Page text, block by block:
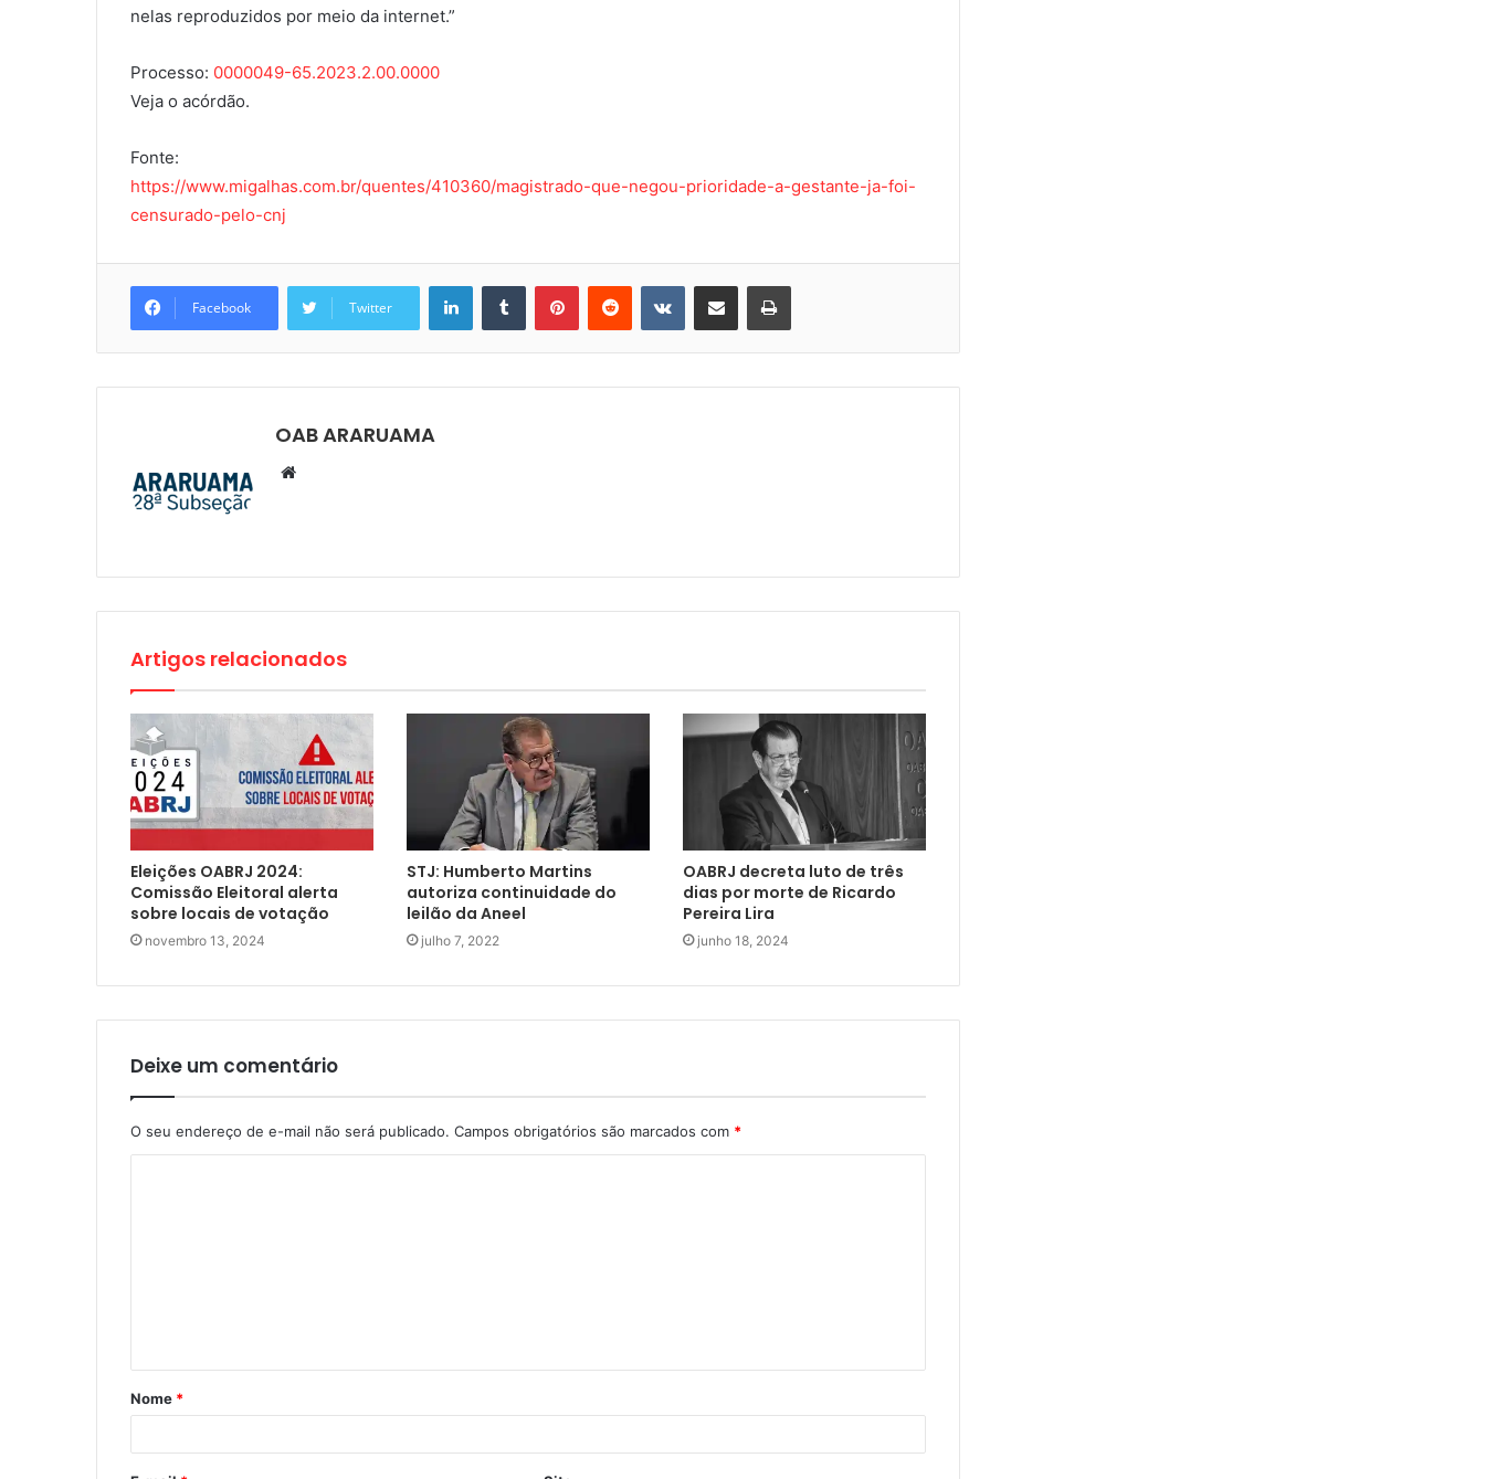
nelas reproduzidos por meio da internet.”
Processo: 0000049-65.2023.2.00.0000
Veja o acórdão.
Fonte:
https://www.migalhas.com.br/quentes/410360/magistrado-que-negou-prioridade-a-gestante-ja-foi-
censurado-pelo-cnj
Facebook Twitter
LinkedinTumblr PinterestReddit VK Compartilhar via e-mail Imprimir
OAB ARARUAMA
Website
Artigos relacionados
Eleições OABRJ 2024:
Comissão Eleitoral alerta
sobre locais de votação
novembro 13, 2024
STJ: Humberto Martins
autoriza continuidade do
leilão da Aneel
julho 7, 2022
OABRJ decreta luto de três
dias por morte de Ricardo
Pereira Lira
junho 18, 2024
Deixe um comentário
O seu endereço de e-mail não será publicado. Campos obrigatórios são marcados com *
á
r
Nome *